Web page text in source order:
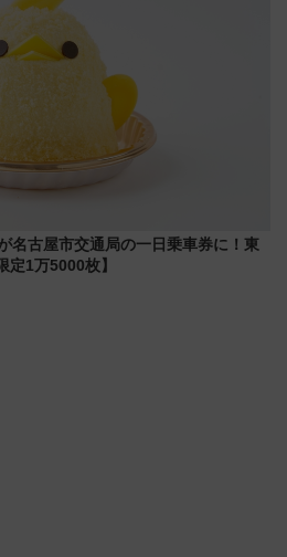
名古屋市交通局の一日乗車券に！東
定1万5000枚】